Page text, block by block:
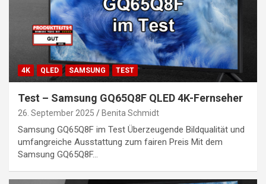
4K QLED SAMSUNG TEST
Test – Samsung GQ65Q8F QLED 4K-Fernseher
26. September 2025 Benita Schmidt
Samsung GQ65Q8F im Test Überzeugende Bildqualität und
umfangreiche Ausstattung zum fairen Preis Mit dem
Samsung GQ65Q8F…